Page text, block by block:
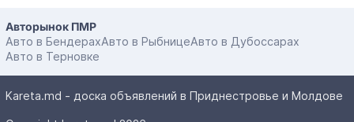
Авторынок ПМР
Авто в БендерахАвто в РыбницеАвто в Дубоссарах
Авто в Терновке
Kareta.md - доска объявлений в Приднестровье и Молдове